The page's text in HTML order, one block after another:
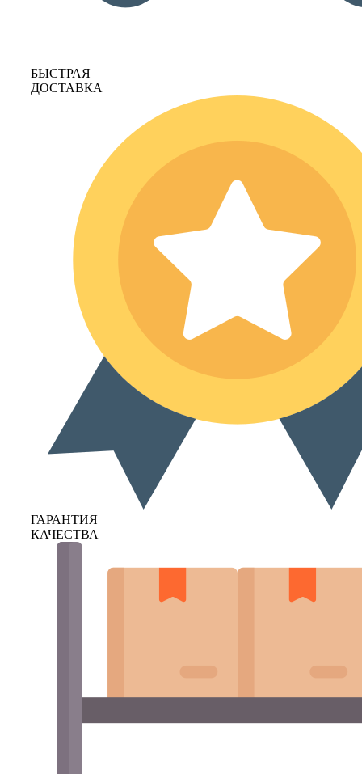
БЫСТРАЯ
ДОСТАВКА
ГАРАНТИЯ
КАЧЕСТВА